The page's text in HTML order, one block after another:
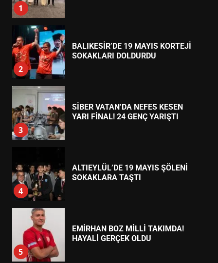
1
2
BALIKESİR’DE 19 MAYIS KORTEJİ
SOKAKLARI DOLDURDU
3
SİBER VATAN’DA NEFES KESEN
YARI FİNAL! 24 GENÇ YARIŞTI
4
ALTIEYLÜL’DE 19 MAYIS ŞÖLENİ
SOKAKLARA TAŞTI
5
EMİRHAN BOZ MİLLİ TAKIMDA!
HAYALİ GERÇEK OLDU